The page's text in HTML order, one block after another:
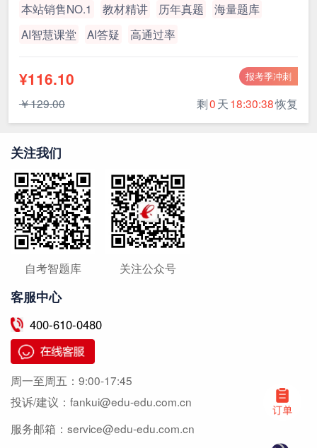
本站销售NO.1 教材精讲 历年真题
海量题库
AI智慧课堂
AI答疑 高通过率
报考季冲刺
¥116.10
￥129.00 剩0天18:30:38恢复
关注我们
自考智题库 关注公众号
客服中心
400-610-0480
周一至周五： 9:00-17:45
投诉/建议： fankui@edu-edu.com.cn
服务邮箱： service@edu-edu.com.cn